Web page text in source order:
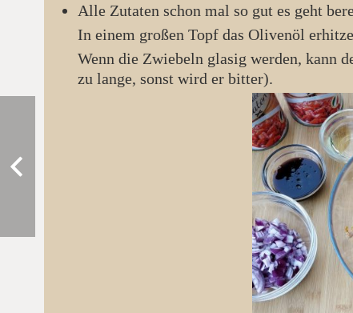
Alle Zutaten schon mal so gut es geht
In einem großen Topf das Olivenöl
Wenn die Zwiebeln glasig werden, kann der Knoblauch nochmal kurz mit angedünstet werden (nicht
zu lange, sonst wird er bitter).